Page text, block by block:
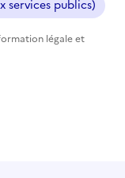
services publics)
légale et